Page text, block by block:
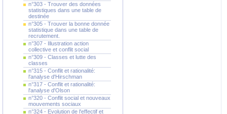
n°303 - Trouver des données
statistiques dans une table de
destinée
n°305 - Trouver la bonne donnée
statistique dans une table de
recrutement.
n°307 - Illustration action
collective et conflit social
n°309 - Classes et lutte des
classes
n°315 - Conflit et rationalité:
l'analyse d'Hirschman
n°317 - Conflit et rationalité:
l'analyse d'Olson
n°320 - Conflit social et nouveaux
mouvements sociaux
n°324 - Evolution de l'effectif et